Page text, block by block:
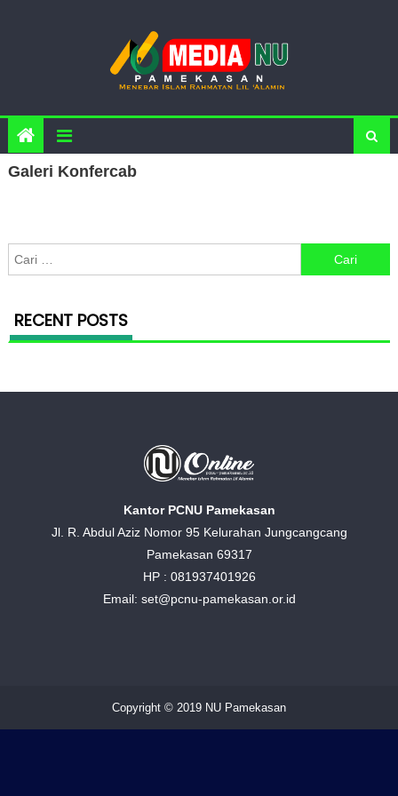
Galeri Konfercab
Cari untuk:
RECENT POSTS
Kantor PCNU Pamekasan
Jl. R. Abdul Aziz Nomor 95 Kelurahan Jungcangcang
Pamekasan 69317
HP : 081937401926
Email: set@pcnu-pamekasan.or.id
Copyright © 2019 NU Pamekasan